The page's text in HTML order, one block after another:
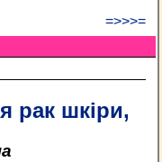
=>>>=
рак шкіри,